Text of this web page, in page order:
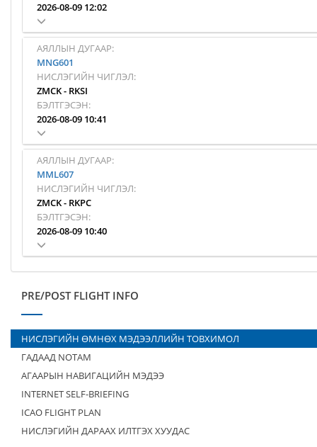
2026-08-09 12:02
АЯЛЛЫН ДУГААР:
MNG601
НИСЛЭГИЙН ЧИГЛЭЛ:
ZMCK- RKSI
БЭЛТГЭСЭН:
2026-08-09 10:41
АЯЛЛЫН ДУГААР:
MML607
НИСЛЭГИЙН ЧИГЛЭЛ:
ZMCK- RKPC
БЭЛТГЭСЭН:
2026-08-09 10:40
PRE/POST FLIGHT INFO
НИСЛЭГИЙН ӨМНӨХ МЭДЭЭЛЛИЙН ТОВХИМОЛ
ГАДААД NOTAM
АГААРЫН НАВИГАЦИЙН МЭДЭЭ
INTERNET SELF-BRIEFING
ICAO FLIGHT PLAN
НИСЛЭГИЙН ДАРААХ ИЛТГЭХ ХУУДАС